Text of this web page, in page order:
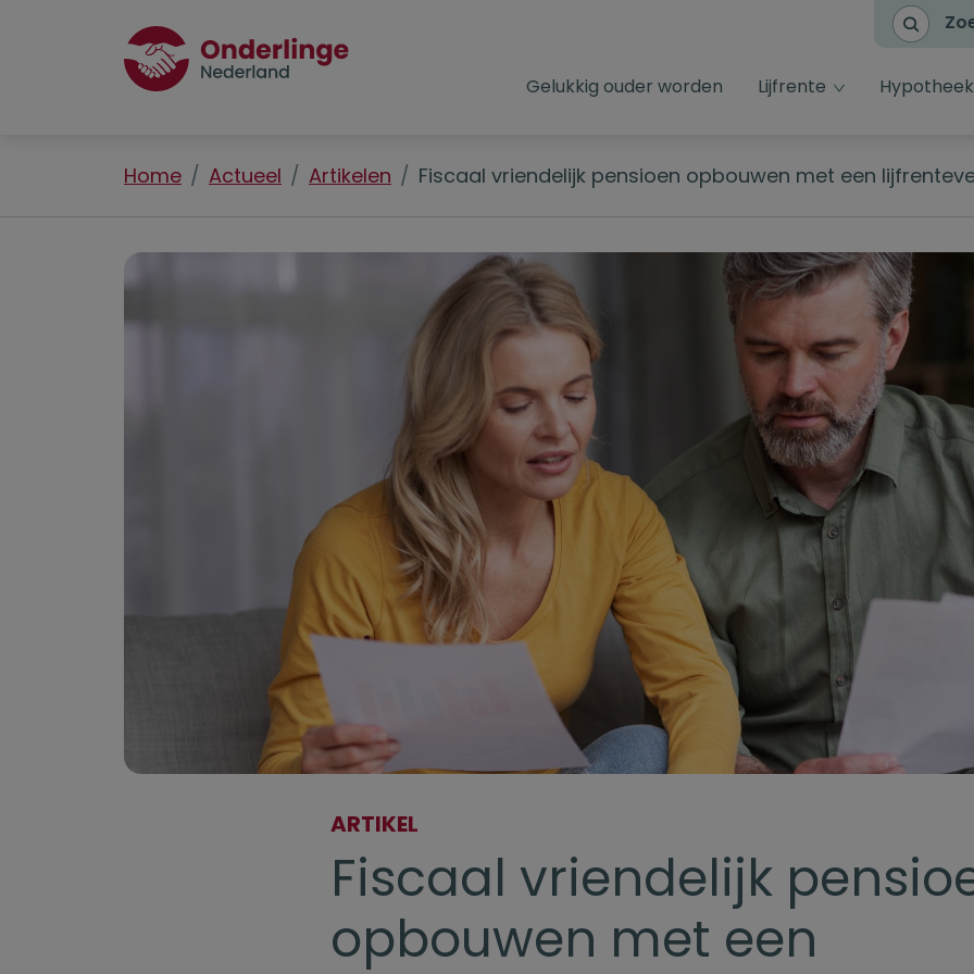
Gelukkig ouder worden Lijfrente dropdownHypotheek
Home Actueel Artikelen Fiscaal vriendelijk pensioen opbouwen met een
ARTIKEL
Fiscaal vriendelijk
opbouwen met een